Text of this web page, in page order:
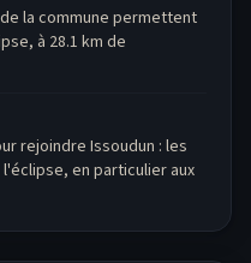
la commune permettent
à 28.1 km de
rejoindre Issoudun : les
en particulier aux